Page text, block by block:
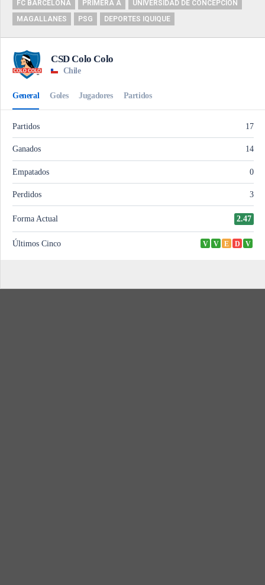
FC BARCELONA
PRIMERA A
UNIVERSIDAD DE CONCEPCIÓN
MAGALLANES
PSG DEPORTES IQUIQUE